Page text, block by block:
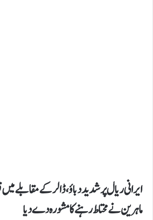
ایرانی ریال پر شدید دباؤ، ڈالر کے مقابلے
ماہرین نے محتاط رہنے کا مشورہ دے دیا